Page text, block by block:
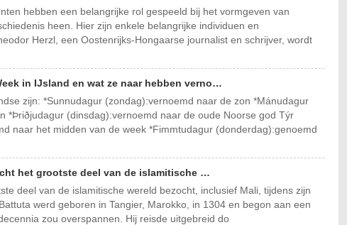
hebben een belangrijke rol gespeeld bij het vormgeven van
heen. Hier zijn enkele belangrijke individuen en
Herzl, een Oostenrijks-Hongaarse journalist en schrijver, wordt
in IJsland en wat ze naar hebben verno…
zijn: *Sunnudagur (zondag):vernoemd naar de zon *Mánudagur
*Þriðjudagur (dinsdag):vernoemd naar de oude Noorse god Týr
naar het midden van de week *Fimmtudagur (donderdag):genoemd
het grootste deel van de islamitische …
deel van de islamitische wereld bezocht, inclusief Mali, tijdens zijn
werd geboren in Tangier, Marokko, in 1304 en begon aan een
zou overspannen. Hij reisde uitgebreid do